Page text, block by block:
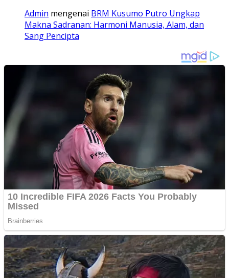
Admin mengenai BRM Kusumo Putro Ungkap
Makna Sadranan: Harmoni Manusia, Alam, dan
Sang Pencipta